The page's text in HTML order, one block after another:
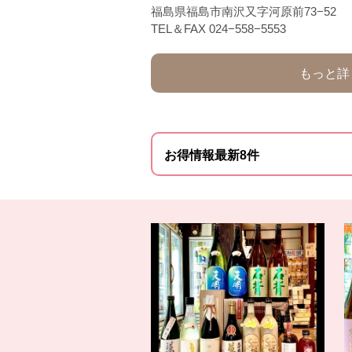
福島県福島市南沢又字河原前73−52
TEL＆FAX 024−558−5553
もっと
お得情報最新8件